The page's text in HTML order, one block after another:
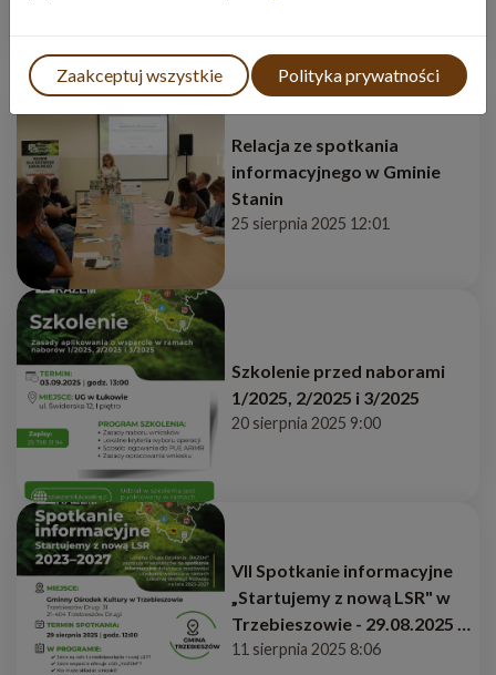
Zaakceptuj wszystkie Polityka prywatności
Relacja ze spotkania
informacyjnego w Gminie
Stanin
25 sierpnia 2025 12:01
Szkolenie przed naborami
1/2025, 2/2025 i 3/2025
20 sierpnia 2025 9:00
VII Spotkanie informacyjne
„Startujemy z nową LSR" w
Trzebieszowie - 29.08.2025 |
12:00
11 sierpnia 2025 8:06